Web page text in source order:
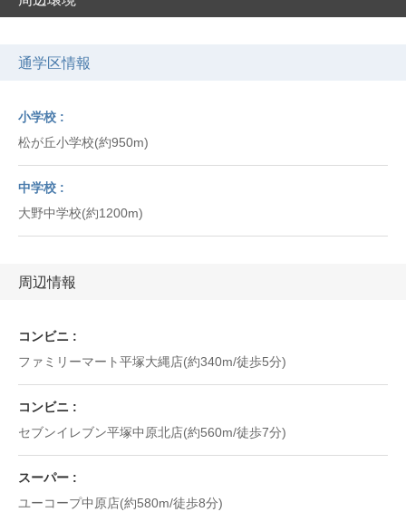
通学区情報
小学校
松が丘小学校(約950m)
中学校
大野中学校(約1200m)
周辺情報
コンビニ
ファミリーマート平塚大縄店(約340m/徒歩5分)
コンビニ
セブンイレブン平塚中原北店(約560m/徒歩7分)
スーパー
ユーコープ中原店(約580m/徒歩8分)